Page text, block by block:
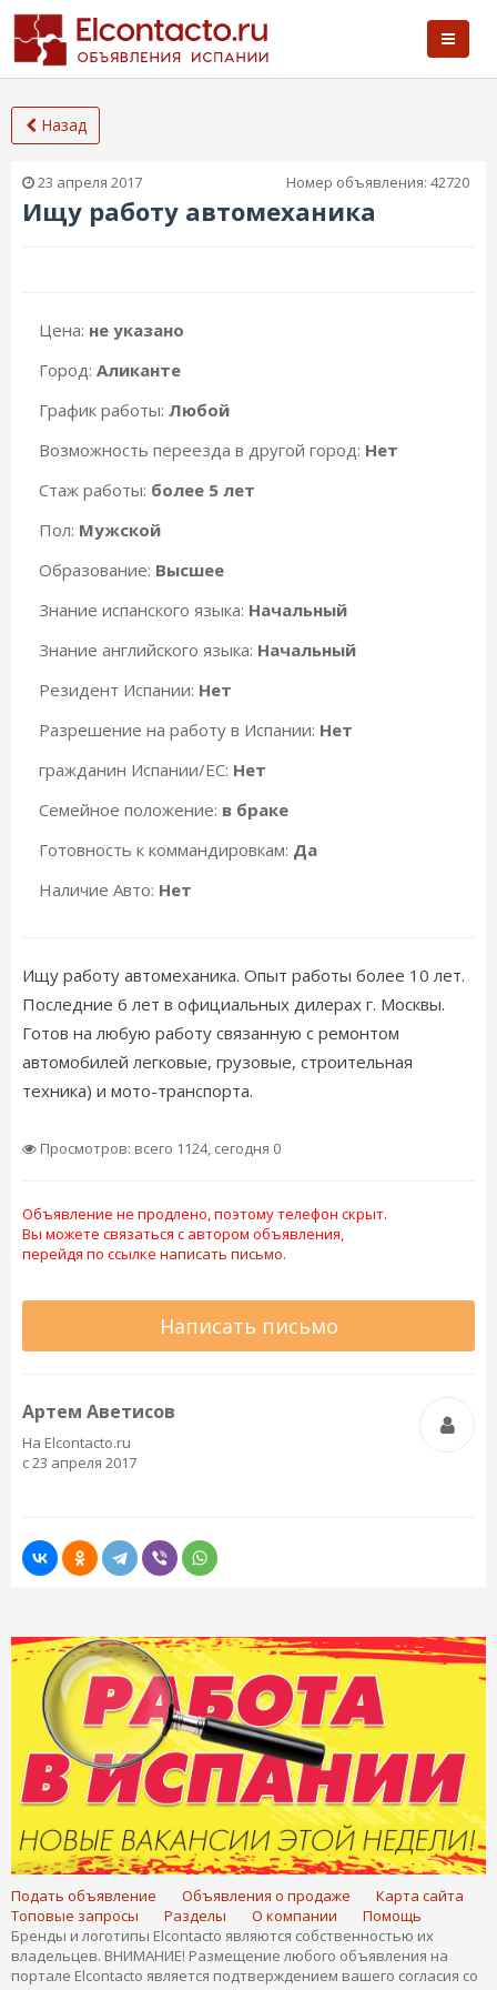
Назад
23 апреля 2017 Номер объявления: 42720
Ищу работу автомеханика
Цена: не указано
Город: Аликанте
График работы: Любой
Возможность переезда в другой город: Нет
Стаж работы: более 5 лет
Пол: Мужской
Образование: Высшее
Знание испанского языка: Начальный
Знание английского языка: Начальный
Резидент Испании: Нет
Разрешение на работу в Испании: Нет
гражданин Испании/ЕС: Нет
Семейное положение: в браке
Готовность к коммандировкам: Да
Наличие Авто: Нет
Ищу работу автомеханика. Опыт работы более 10 лет.
Последние 6 лет в официальных дилерах г. Москвы.
Готов на любую работу связанную с ремонтом
автомобилей легковые, грузовые, строительная
техника) и мото-транспорта.
Просмотров: всего 1124, сегодня 0
Объявление не продлено, поэтому телефон скрыт.
Вы можете связаться с автором объявления,
перейдя по ссылке написать письмо.
Написать письмо
Артем Аветисов
На Elcontacto.ru
с 23 апреля 2017
Подать объявление Объявления о продаже
Карта сайта
Топовые запросы
Разделы О компании
Помощь
Бренды и логотипы Elcontacto являются собственностью их
владельцев. ВНИМАНИЕ! Размещение любого объявления на
портале Elcontacto является подтверждением вашего согласия со